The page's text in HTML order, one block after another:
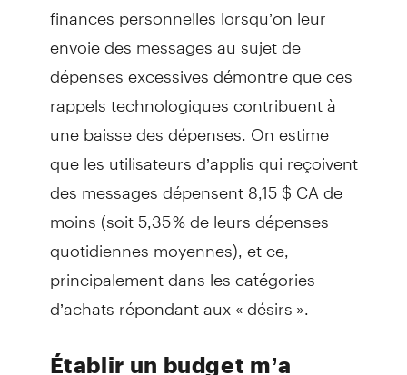
finances personnelles lorsqu’on leur
envoie des messages au sujet de
dépenses excessives démontre que ces
rappels technologiques contribuent à
une baisse des dépenses. On estime
que les utilisateurs d’applis qui reçoivent
des messages dépensent 8,15 $ CA de
moins (soit 5,35 % de leurs dépenses
quotidiennes moyennes), et ce,
principalement dans les catégories
d’achats répondant aux « désirs ».
Établir un budget m’a